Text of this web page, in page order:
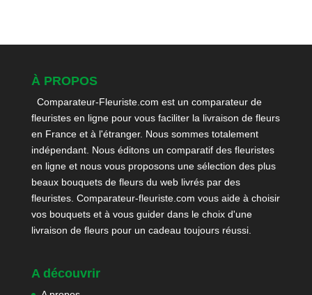
À PROPOS
Comparateur-Fleuriste.com est un comparateur de
fleuristes en ligne pour vous faciliter la livraison de fleurs
en France et à l'étranger. Nous sommes totalement
indépendant. Nous éditons un comparatif des fleuristes
en ligne et nous vous proposons une sélection des plus
beaux bouquets de fleurs du web livrés par des
fleuristes. Comparateur-fleuriste.com vous aide à choisir
vos bouquets et à vous guider dans le choix d'une
livraison de fleurs pour un cadeau toujours réussi.
A découvrir